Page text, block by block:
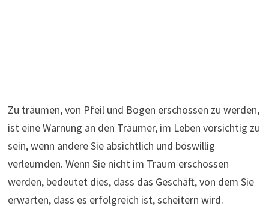
Zu träumen, von Pfeil und Bogen erschossen zu werden,
ist eine Warnung an den Träumer, im Leben vorsichtig zu
sein, wenn andere Sie absichtlich und böswillig
verleumden. Wenn Sie nicht im Traum erschossen
werden, bedeutet dies, dass das Geschäft, von dem Sie
erwarten, dass es erfolgreich ist, scheitern wird.